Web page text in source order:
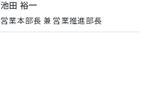
池田 裕一
営業本部長 兼 営業推進部長